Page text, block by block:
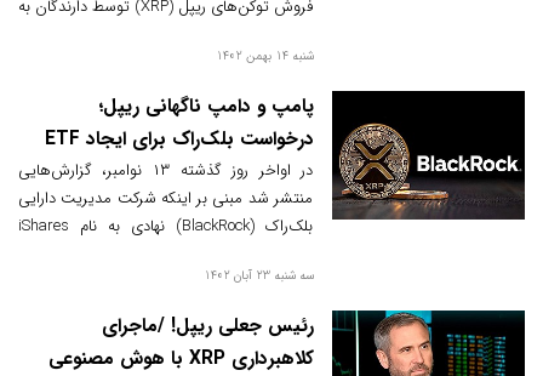
فروش توکن‌های ریپل (XRP) توسط دارندگان به
شنبه 14 بهمن 1402
پامپ و دامپ ناگهانی ریپل؛
درخواست بلک‌راک برای ایجاد ETF
ریپل صحت دارد؟
در اواخر روز گذشته ۱۳ نوامبر، گزارش‌هایی
منتشر شد مبنی بر اینکه شرکت مدیریت دارایی
بلک‌راک (BlackRock) نهادی به نام iShares
سه شنبه 23 آبان 1402
رئیس جعلی ریپل! /ماجرای
کلاهبرداری XRP با هوش مصنوعی